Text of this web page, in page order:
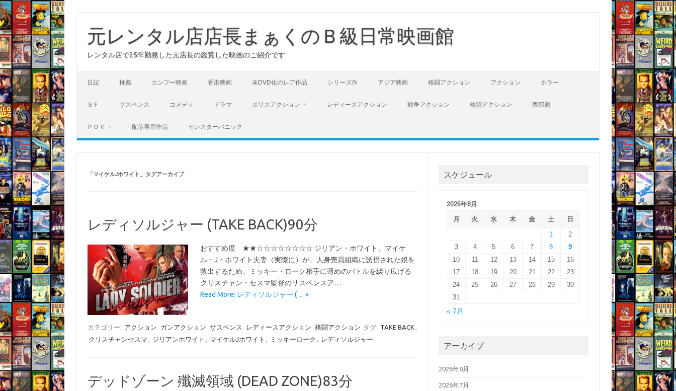
元レンタル店店長まぁくのＢ級日常映画館
レンタル店で25年勤務した元店長の鑑賞した映画のご紹介です
日記 推薦 カンフー映画 香港映画 未DVD化のレア作品 シリーズ作 アジア映画 格闘アクション アクション ホラー
ＳＦ サスペンス コメディ ドラマ ポリスアクション レディースアクション 戦争アクション 格闘アクション 西部劇
ＰＯＶ 配信専用作品 モンスターパニック
「マイケルJホワイト 」タグアーカイブ
レディソルジャー (TAKE BACK)90分
おすすめ度 ★★☆☆☆☆☆☆☆☆ ジリアン・ホワイト、マイケ
ル・J・ホワイト夫妻（実際に）が、人身売買組織に誘拐された娘を
救出するため、ミッキー・ローク相手に薄めのバトルを繰り広げる
クリスチャン・セスマ監督のサスペンスア…
Read More: レディソルジャー (… »
カテゴリー: アクション ガンアクション サスペンス レディースアクション 格闘アクション タグ: TAKE BACK ,
クリスチャンセスマ , ジリアンホワイト , マイケルJホワイト , ミッキーローク , レディソルジャー
デッドゾーン 殲滅領域 (DEAD ZONE)83分
スケジュール
2026年8月
月
火 水 木 金 土
日
1
2
3
4 5 6 7 8
9
10
11 12 13 14 15
16
17
18 19 20 21 22
23
24
25 26 27 28 29
30
31
« 7月
アーカイブ
2026年8月
2026年7月